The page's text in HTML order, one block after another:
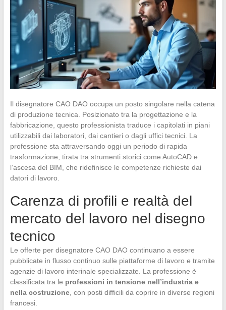
Il disegnatore CAO DAO occupa un posto singolare nella catena
di produzione tecnica. Posizionato tra la progettazione e la
fabbricazione, questo professionista traduce i capitolati in piani
utilizzabili dai laboratori, dai cantieri o dagli uffici tecnici. La
professione sta attraversando oggi un periodo di rapida
trasformazione, tirata tra strumenti storici come AutoCAD e
l’ascesa del BIM, che ridefinisce le competenze richieste dai
datori di lavoro.
Carenza di profili e realtà del
mercato del lavoro nel disegno
tecnico
Le offerte per disegnatore CAO DAO continuano a essere
pubblicate in flusso continuo sulle piattaforme di lavoro e tramite
agenzie di lavoro interinale specializzate. La professione è
classificata tra le professioni in tensione nell’industria e
nella costruzione, con posti difficili da coprire in diverse regioni
francesi.